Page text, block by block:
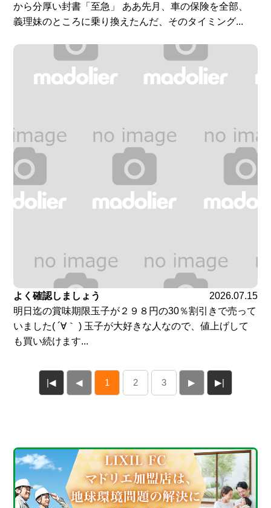
から分厚い封書「至急」 ああ先月、車の保険を全部、
義理妹のところに乗り換えたんだ、そのタイミング...
よく確認しましょう
2026.07.15
明日迄の賞味期限玉子が２９８円の30％割引きで売って
いました( ´∀｀ ) 玉子が大好きな人なので、値上げして
も買い続けます...
|◀ ◀ 1 2 3 ▶ ▶|